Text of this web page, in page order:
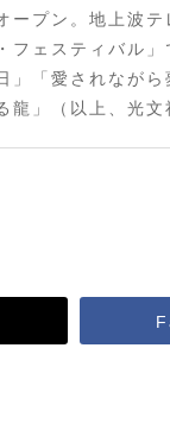
ゴではない〜
いうこと
由を応援して
癒すことにつな
いと思ってい
ープン。地上波
フェスティバル
」「愛されなが
龍」（以上、光